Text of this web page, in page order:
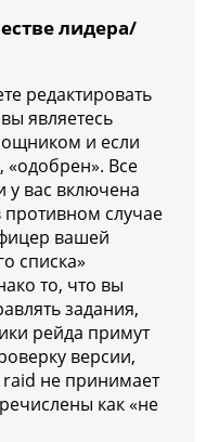
лидера/
редактировать
являетесь
и если
«одобрен». Все
у вас включена
противном случае
вашей
списка»
то, что вы
задания,
рейда примут
версии,
raid не принимает
как «не